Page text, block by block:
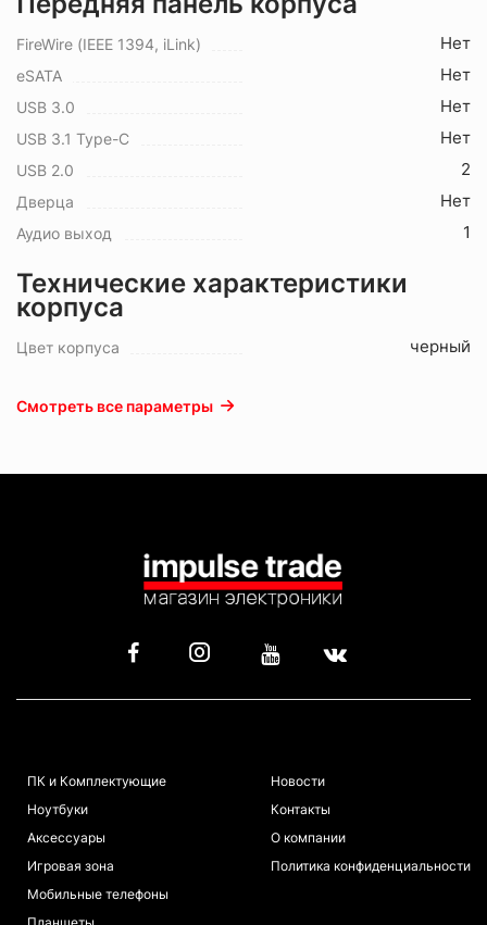
FireWire (IEEE 1394, iLink) Нет
eSATA Нет
USB 3.0 Нет
USB 3.1 Type-C Нет
USB 2.0 2
Дверца Нет
Аудио выход 1
Технические характеристики
корпуса
Цвет корпуса черный
Смотреть все параметры
ПК и Комплектующие
Ноутбуки
Аксессуары
Игровая зона
Мобильные телефоны
Новости
Контакты
О компании
Политика конфиденциальности